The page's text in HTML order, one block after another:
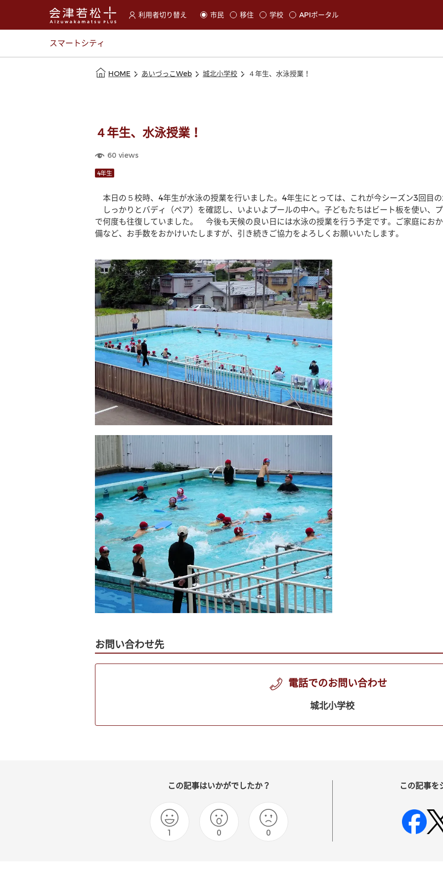
利用者切り替え
選択すると利用者の切替が発生します
市民 移住 学校 APIポータル
スマートシティ
HOME あいづっこWeb 城北小学校 ４年生、水泳授業！
４年生、水泳授業！
60 views
4年生
本日の５校時、4年生が水泳の授業を行いました。4年生にとっては、これが今シーズン3回目の
しっかりとバディ（ペア）を確認し、いよいよプールの中へ。子どもたちはビート板を使い、
で何度も往復していました。　今後も天候の良い日には水泳の授業を行う予定です。ご家庭にお
備など、お手数をおかけいたしますが、引き続きご協力をよろしくお願いいたします。
お問い合わせ先
電話でのお問い合わせ
城北小学校
この記事はいかがでしたか？
1 0 0
この記事を